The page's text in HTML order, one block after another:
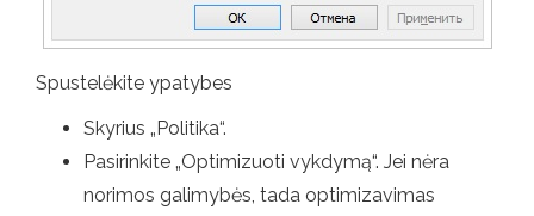
Spustelėkite ypatybes
Skyrius „Politika“.
Pasirinkite „Optimizuoti vykdymą“. Jei nėra
norimos galimybės, tada optimizavimas